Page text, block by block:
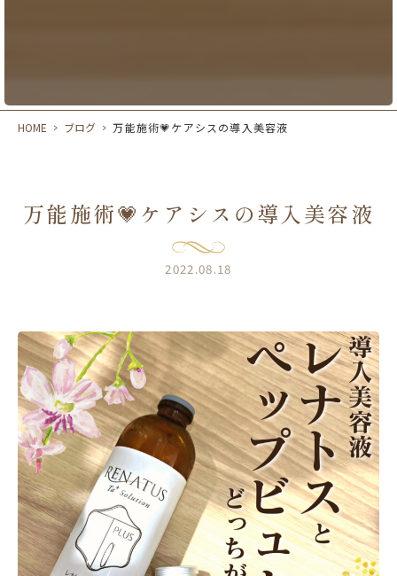
HOME > ブログ > 万能施術💗ケアシスの導入美容液
万能施術💗ケアシスの導入美容液
2022.08.18